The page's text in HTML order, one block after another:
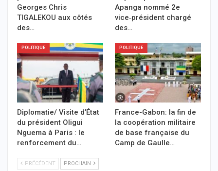
Georges Chris
TIGALEKOU aux côtés
des…
Apanga nommé 2e
vice‑président chargé
des…
POLITIQUE
Diplomatie/ Visite d’État
du président Oligui
Nguema à Paris : le
renforcement du…
POLITIQUE
France-Gabon: la fin de
la coopération militaire
de base française du
Camp de Gaulle…
PRÉCÉDENT PROCHAIN